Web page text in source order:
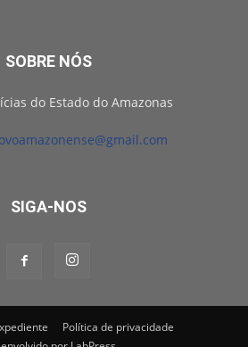
SOBRE NÓS
do Estado do Amazonas
SIGA-NOS
Política de privacidade